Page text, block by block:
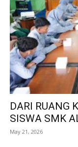
DARI RUANG
SISWA SMK
May 21, 2026